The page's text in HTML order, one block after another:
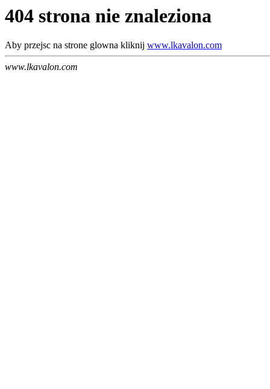
404 strona nie znaleziona
Aby przejsc na strone glowna kliknij www.lkavalon.com
www.lkavalon.com